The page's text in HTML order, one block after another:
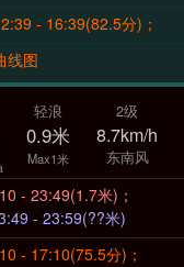
- 16:39(82.5分)；
线图
轻浪
0.9米
Max1米
2级
8.7km/h
东南风
- 23:49(1.7米)；
；23:49 - 23:59(??米)
- 17:10(75.5分)；